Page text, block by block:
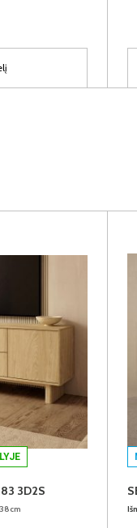
3D2S
38cm